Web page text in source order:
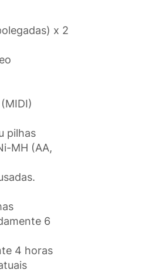
x 2
pilhas
MH (AA,
6
4 horas